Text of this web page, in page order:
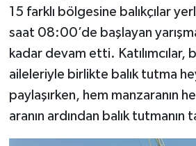
15 farklı bölgesine balıkçılar
saat 08:00’de başlayan
kadar devam etti. Katılımcılar,
aileleriyle birlikte balık tutma
paylaşırken, hem manzaranın
aranın ardından balık tutmanın
TANITIM
HABERDE İNSAN